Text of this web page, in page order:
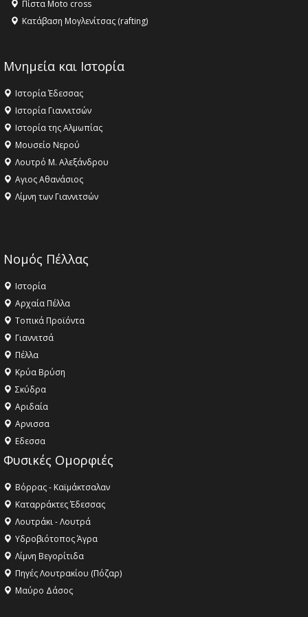
Πίστα Moto cross
Κατάβαση Μογλενίτσας (rafting)
Μνημεία και Ιστορία
Ιστορία Έδεσσας
Ιστορία Γιαννιτσών
Ιστορία της Αλμωπίας
Μουσείο Νερού
Λουτρό Μ. Αλεξάνδρου
Αγιος Αθανάσιος
Λίμνη των Γιαννιτσών
Νομός Πέλλας
Ιστορία
Αρχαία Πέλλα
Τοπικά Προϊόντα
Γιαννιτσά
Πέλλα
Κρύα Βρύση
Σκύδρα
Αριδαία
Aρνισσα
Eδεσσα
Φυσικές Ομορφιές
Βόρρας - Καϊμάκτσαλαν
Καταρράκτες Έδεσσας
Λουτράκι - Λουτρά
Υδροβιότοπος Άγρα
Λίμνη Βεγορίτιδα
Πηγές Λουτρακίου (Πόζαρ)
Μαύρο Δάσος